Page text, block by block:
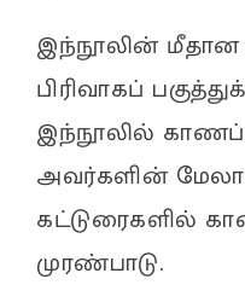
இந்நூலின்
பிரிவாகப்
இந்நூலில்
அவர்களின்
கட்டுரைகளில்
முரண்பாடு.